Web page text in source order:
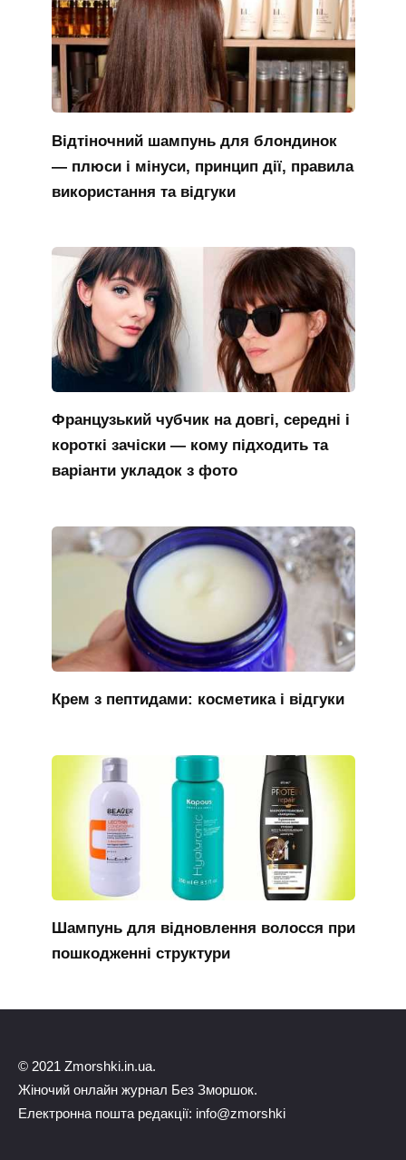
Відтіночний шампунь для блондинок
— плюси і мінуси, принцип дії, правила
використання та відгуки
Французький чубчик на довгі, середні і
короткі зачіски — кому підходить та
варіанти укладок з фото
Крем з пептидами: косметика і відгуки
Шампунь для відновлення волосся при
пошкодженні структури
© 2021 Zmorshki.in.ua.
Жіночий онлайн журнал Без Зморшок.
Електронна пошта редакції: info@zmorshki